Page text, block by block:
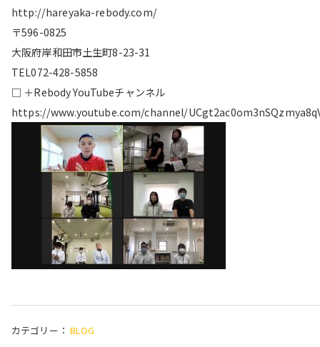
http://hareyaka-rebody.com/
〒596-0825
大阪府岸和田市土生町8-23-31
TEL072-428-5858
□ ＋Rebody YouTubeチャンネル
https://www.youtube.com/channel/
カテゴリー： BLOG